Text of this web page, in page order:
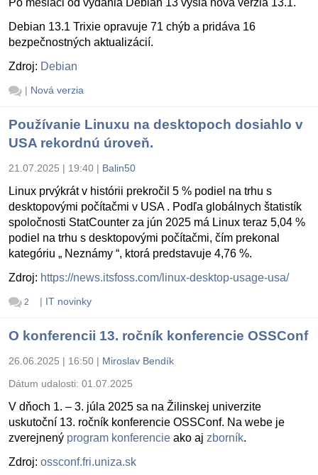
Po mesiaci od vydania Debian 13 vyšla nová verzia 13.1.
Debian 13.1 Trixie opravuje 71 chýb a pridáva 16
bezpečnostných aktualizácií.
Zdroj: Debian
| Nová verzia
Používanie Linuxu na desktopoch dosiahlo v
USA rekordnú úroveň.
21.07.2025 | 19:40 | Balin50
Linux prvýkrát v histórii prekročil 5 % podiel na trhu s
desktopovými počítačmi v USA . Podľa globálnych štatistík
spoločnosti StatCounter za jún 2025 má Linux teraz 5,04 %
podiel na trhu s desktopovými počítačmi, čím prekonal
kategóriu „ Neznámy “, ktorá predstavuje 4,76 %.
Zdroj: https://news.itsfoss.com/linux-desktop-usage-usa/
2 | IT novinky
O konferencii 13. ročník konferencie OSSConf
26.06.2025 | 16:50 | Miroslav Bendík
Dátum udalosti: 01.07.2025
V dňoch 1. – 3. júla 2025 sa na Žilinskej univerzite
uskutoční 13. ročník konferencie OSSConf. Na webe je
zverejnený program konferencie ako aj zborník.
Zdroj: ossconf.fri.uniza.sk